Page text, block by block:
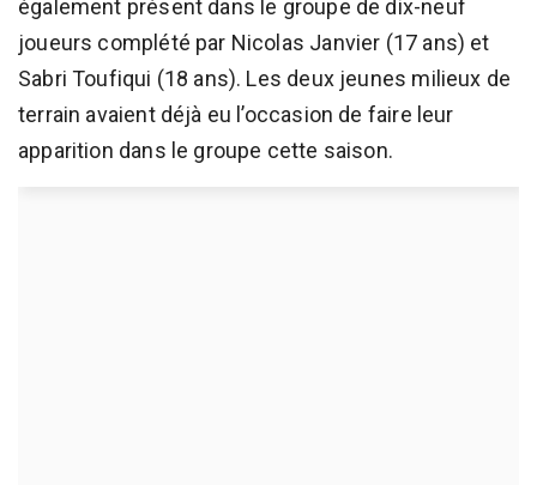
également présent dans le groupe de dix-neuf
joueurs complété par Nicolas Janvier (17 ans) et
Sabri Toufiqui (18 ans). Les deux jeunes milieux de
terrain avaient déjà eu l’occasion de faire leur
apparition dans le groupe cette saison.